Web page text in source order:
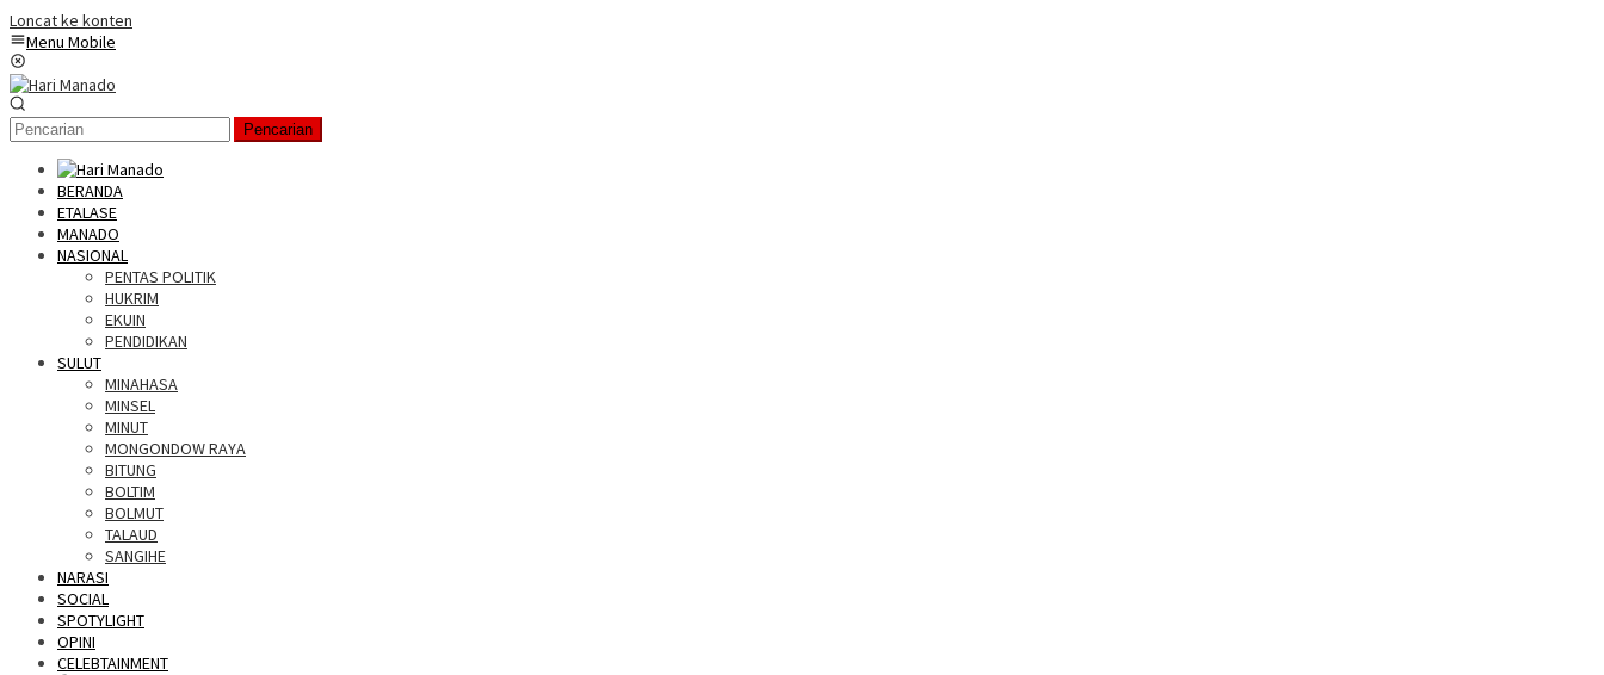
Loncat ke konten
Menu Mobile
Pencarian
BERANDA
ETALASE
MANADO
NASIONAL
PENTAS POLITIK
HUKRIM
EKUIN
PENDIDIKAN
SULUT
MINAHASA
MINSEL
MINUT
MONGONDOW RAYA
BITUNG
BOLTIM
BOLMUT
TALAUD
SANGIHE
NARASI
SOCIAL
SPOTYLIGHT
OPINI
CELEBTAINMENT